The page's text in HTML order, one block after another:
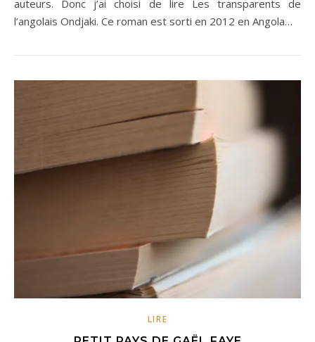
auteurs. Donc j’ai choisi de lire Les transparents de
l’angolais Ondjaki. Ce roman est sorti en 2012 en Angola…
LIRE